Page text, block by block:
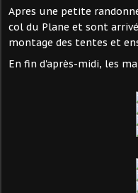
Apres une petite
col du Plane et sont
montage des tentes et
En fin d'après-midi, les